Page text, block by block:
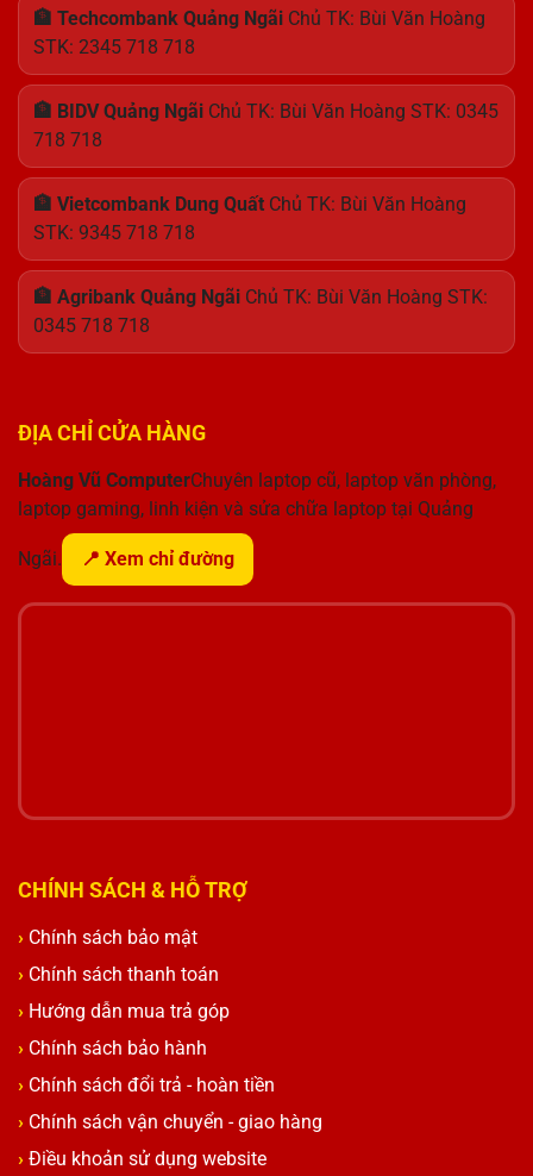
🏦 Techcombank Quảng Ngãi Chủ TK: Bùi Văn Hoàng
STK: 2345 718 718
🏦 BIDV Quảng Ngãi Chủ TK: Bùi Văn Hoàng STK: 0345
718 718
🏦 Vietcombank Dung Quất Chủ TK: Bùi Văn Hoàng
STK: 9345 718 718
🏦 Agribank Quảng Ngãi Chủ TK: Bùi Văn Hoàng STK:
0345 718 718
ĐỊA CHỈ CỬA HÀNG
Hoàng Vũ ComputerChuyên laptop cũ, laptop văn phòng,
laptop gaming, linh kiện và sửa chữa laptop tại Quảng
Ngãi. 📍 Xem chỉ đường
CHÍNH SÁCH & HỖ TRỢ
Chính sách bảo mật
Chính sách thanh toán
Hướng dẫn mua trả góp
Chính sách bảo hành
Chính sách đổi trả - hoàn tiền
Chính sách vận chuyển - giao hàng
Điều khoản sử dụng website